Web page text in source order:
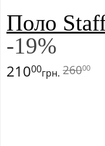
Поло
-19%
26000
21000грн.